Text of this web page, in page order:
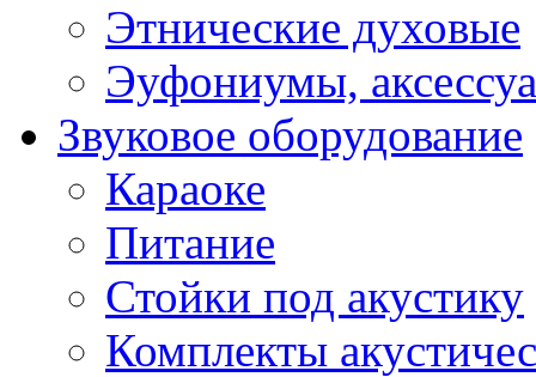
Этнические духовые
Эуфониумы,
Звуковое оборудование
Караоке
Питание
Стойки под акустику
Комплекты